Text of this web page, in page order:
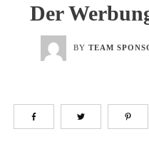
Der
BYTEAM